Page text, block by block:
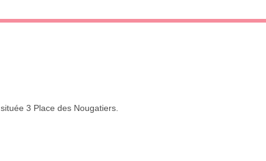
, située 3 Place des Nougatiers.